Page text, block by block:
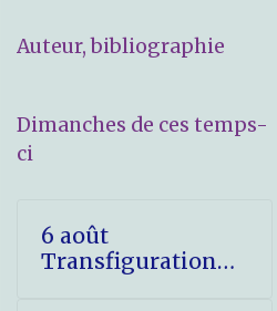
Auteur, bibliographie
Dimanches de ces temps-
ci
6 août
Transfiguration